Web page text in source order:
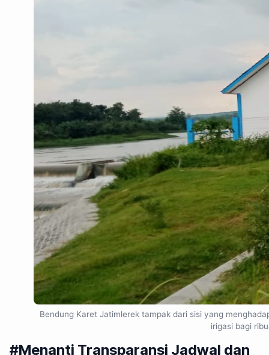
Bendung Karet Jatimlerek tampak dari sisi yang
irigasi bagi
#Menanti Transparansi Jadwal dan